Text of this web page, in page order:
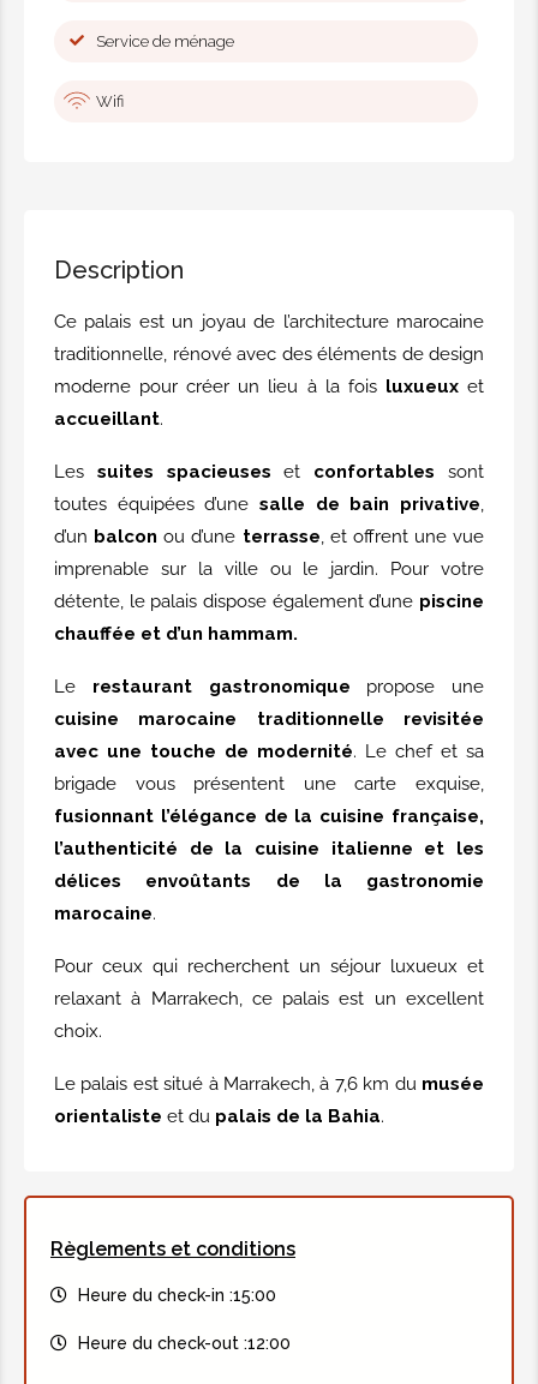
Service de ménage
Wifi
Description
Ce palais est un joyau de l’architecture marocaine
traditionnelle, rénové avec des éléments de design
moderne pour créer un lieu à la fois luxueuxet
accueillant.
Les suites spacieuses et confortables sont
toutes équipées d’une salle de bain privative,
d’un balcon ou d’une terrasse, et offrent une vue
imprenable sur la ville ou le jardin. Pour votre
détente, le palais dispose également d’une piscine
chauffée et d’un hammam.
Le restaurant gastronomique propose une
cuisine marocaine traditionnelle revisitée
avec une touche de modernité. Le chef et sa
brigade vous présentent une carte exquise,
fusionnant l’élégance de la cuisine française,
l’authenticité de la cuisine italienne et les
délices envoûtants de la gastronomie
marocaine.
Pour ceux qui recherchent un séjour luxueux et
relaxant à Marrakech, ce palais est un excellent
choix.
Le palais est situé à Marrakech, à 7,6 km du musée
orientaliste et du palais de la Bahia.
Règlements et conditions
Heure du check-in :15:00
Heure du check-out :12:00